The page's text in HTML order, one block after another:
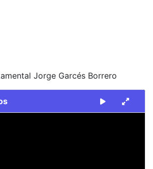
Jorge Garcés Borrero